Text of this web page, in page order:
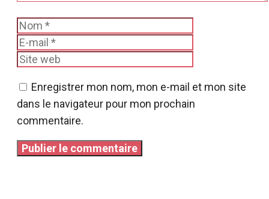
Nom
Enregistrer mon nom, mon e-mail et mon site
dans le navigateur pour mon prochain
commentaire.